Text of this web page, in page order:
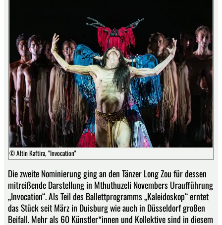
© Altin Kaftira, "Invocation"
Die zweite Nominierung ging an den Tänzer Long Zou für dessen
mitreißende Darstellung in Mthuthuzeli Novembers Uraufführung
„Invocation“. Als Teil des Ballettprogramms „Kaleidoskop“ erntet
das Stück seit März in Duisburg wie auch in Düsseldorf großen
Beifall. Mehr als 60 Künstler*innen und Kollektive sind in diesem